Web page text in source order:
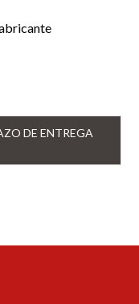
DE ENTREGA